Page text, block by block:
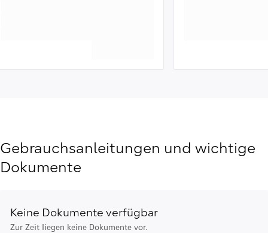
Gebrauchsanleitungen und wichtige
Dokumente
Keine Dokumente verfügbar
Zur Zeit liegen keine Dokumente vor.